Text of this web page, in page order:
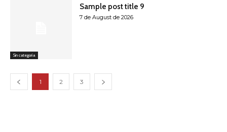
Sin categoría
Sample post title 9
7 de August de 2026
1 2 3